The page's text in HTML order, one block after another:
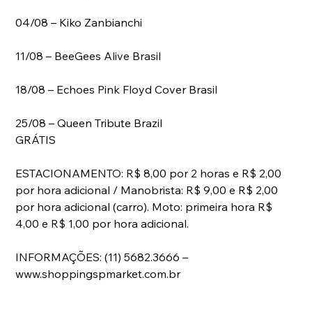
04/08 – Kiko Zanbianchi
11/08 – BeeGees Alive Brasil
18/08 – Echoes Pink Floyd Cover Brasil
25/08 – Queen Tribute Brazil
GRÁTIS
ESTACIONAMENTO: R$ 8,00 por 2 horas e R$ 2,00
por hora adicional / Manobrista: R$ 9,00 e R$ 2,00
por hora adicional (carro). Moto: primeira hora R$
4,00 e R$ 1,00 por hora adicional.
INFORMAÇÕES: (11) 5682.3666 –
www.shoppingspmarket.com.br